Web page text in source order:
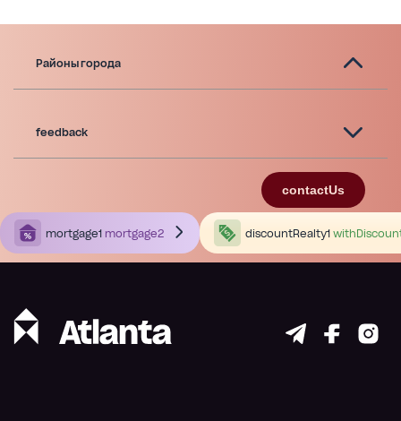
Районы города
feedback
contactUs
mortgage1 mortgage2 discountRealty1